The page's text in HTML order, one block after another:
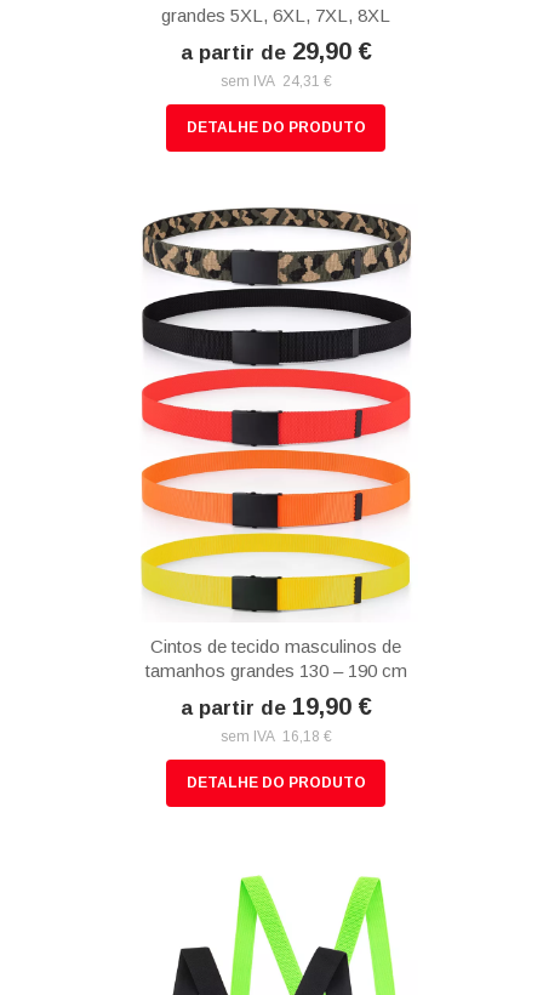
grandes 5XL, 6XL, 7XL, 8XL
a partir de 29,90 €
sem IVA 24,31 €
DETALHE DO PRODUTO
Cintos de tecido masculinos de
tamanhos grandes 130 – 190 cm
a partir de 19,90 €
sem IVA 16,18 €
DETALHE DO PRODUTO